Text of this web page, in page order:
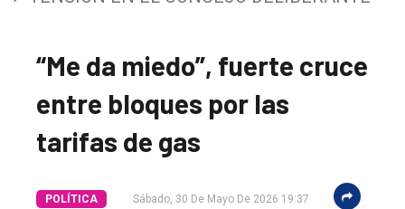
“Me da miedo”, fuerte cruce
entre bloques por las
tarifas de gas
POLÍTICA Sábado, 30 De Mayo De 2026 19:37